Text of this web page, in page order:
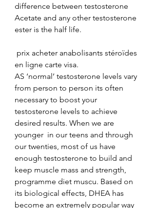
difference between testosterone
Acetate and any other testosterone
ester is the half life.
en ligne carte visa.
AS ‘normal’ testosterone levels vary
from person to person its often
necessary to boost your
testosterone levels to achieve
desired results. When we are
younger  in our teens and through
our twenties, most of us have
enough testosterone to build and
keep muscle mass and strength,
programme diet muscu. Based on
its biological effects, DHEA has
become an extremely popular way